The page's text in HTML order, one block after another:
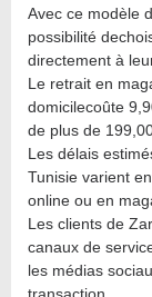
Avec ce modèle
possibilité
directement à
Le retrait en
domicilecoûte
de plus de
Les délais
Tunisie varient
online ou en
Les clients de
canaux de
les médias
transaction.